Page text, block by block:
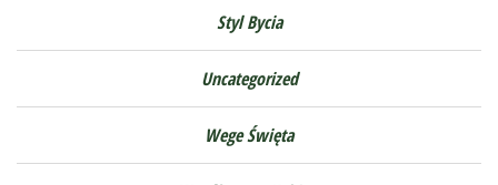
Styl Bycia
Uncategorized
Wege Święta